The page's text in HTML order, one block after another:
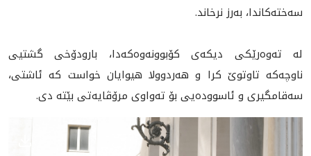
سەختەکاندا، به‌رز نرخاند.
لە تەوەرێکی ديكه‌ی کۆبوونەوەکەدا، بارودۆخی گشتیی
ناوچەکە تاوتوێ کرا و هه‌ردوولا هیوایان خواست کە ئاشتی،
سەقامگیری و ئاسوودەیی بۆ تەواوی مرۆڤایەتی بێتە دی.